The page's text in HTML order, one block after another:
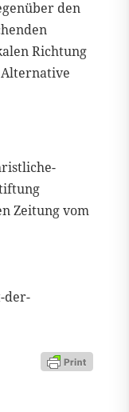
den
Richtung
Zeitung vom
der-